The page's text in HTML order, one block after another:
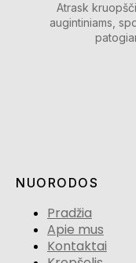
Atrask
augintiniams,
NUORODOS
Pradžia
Apie mus
Kontaktai